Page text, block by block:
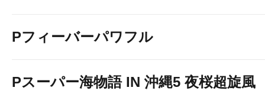
Pフィーバーパワフル
Pスーパー海物語 IN 沖縄5 夜桜超旋風